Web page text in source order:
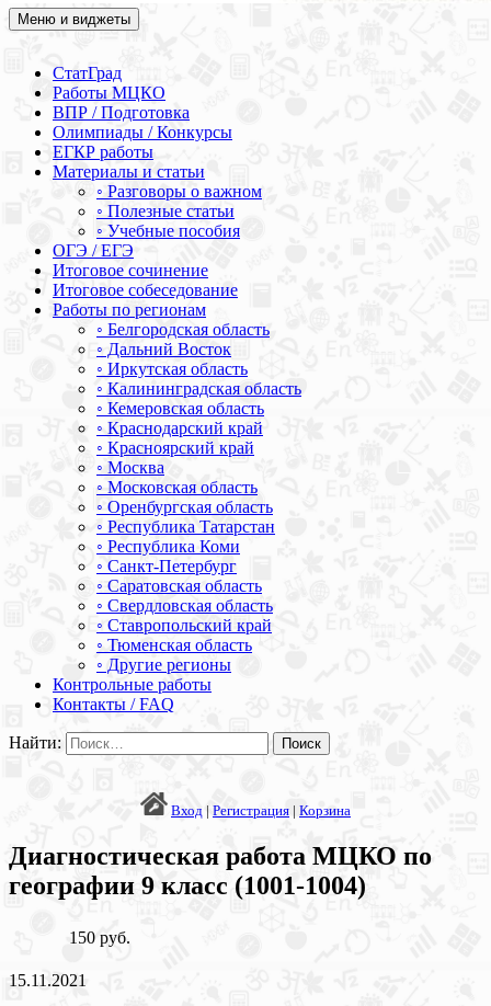
Академия СОВА
Подготовка к ЕГЭ, ОГЭ, ВПР, МЦКО, СтатГрад, КДР, ВОШ,
Меню и виджеты
СтатГрад
Работы МЦКО
ВПР / Подготовка
Олимпиады / Конкурсы
ЕГКР работы
Материалы и статьи
◦ Разговоры о важном
◦ Полезные статьи
◦ Учебные пособия
ОГЭ / ЕГЭ
Итоговое сочинение
Итоговое собеседование
Работы по регионам
◦ Белгородская область
◦ Дальний Восток
◦ Иркутская область
◦ Калининградская область
◦ Кемеровская область
◦ Краснодарский край
◦ Красноярский край
◦ Москва
◦ Московская область
◦ Оренбургская область
◦ Республика Татарстан
◦ Республика Коми
◦ Санкт-Петербург
◦ Саратовская область
◦ Свердловская область
◦ Ставропольский край
◦ Тюменская область
◦ Другие регионы
Контрольные работы
Контакты / FAQ
Найти:
Вход | Регистрация | Корзина
Диагностическая работа МЦКО по
географии 9 класс (1001-1004)
150 руб.
15.11.2021